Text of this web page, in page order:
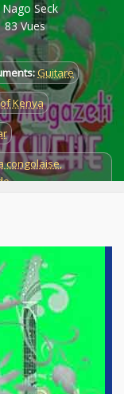
Nago Seck
83 Vues
Guitare
Kenya
congolaise,